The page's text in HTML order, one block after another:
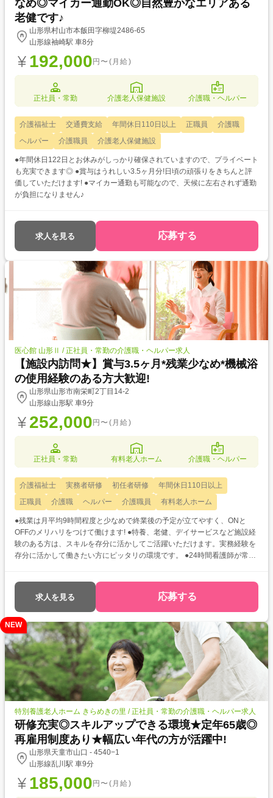
なめ◎マイカー通勤OK◎自然豊かなエリアある
老健です♪
山形県村山市本飯田字柳堤2486-65
山形線袖崎駅 車8分
192,000 円〜(月給)
正社員・常勤 介護老人保健施設 介護職・ヘルパー
介護福祉士 交通費支給 年間休日110日以上 正職員
介護職
ヘルパー
介護職員 介護老人保健施設
●年間休日122日とお休みがしっかり確保されていますので、プライベート
も充実できます◎ ●賞与はうれしい3.5ヶ月分!日頃の頑張りをきちんと評
価していただけます! ●マイカー通勤も可能なので、天候に左右されず通勤
が負担になりません♪
求人を見る 応募する
医心館 山形Ⅱ / 正社員・常勤の介護職・ヘルパー求人
【施設内訪問★】賞与3.5ヶ月*残業少なめ*機械浴
の使用経験のある方大歓迎!
山形県山形市南栄町2丁目14-2
山形線山形駅 車9分
252,000 円〜(月給)
正社員・常勤 有料老人ホーム 介護職・ヘルパー
介護福祉士 実務者研修 初任者研修
年間休日110日以上
正職員
介護職 ヘルパー 介護職員 有料老人ホーム
●残業は月平均9時間程度と少なめで終業後の予定が立てやすく、ONと
OFFのメリハリをつけて働けます! ●特養、老健、デイサービスなど施設経
験のある方は、スキルを存分に活かしてご活躍いただけます。実務経験を
存分に活かして働きたい方にピッタリの環境です。 ●24時間看護師が常駐
求人を見る 応募する
NEW
特別養護老人ホーム きらめきの里 / 正社員・常勤の介護職・ヘルパー求人
研修充実◎スキルアップできる環境★定年65歳◎
再雇用制度あり★幅広い年代の方が活躍中!
山形県天童市山口 - 4540−1
山形線乱川駅 車9分
185,000 円〜(月給)